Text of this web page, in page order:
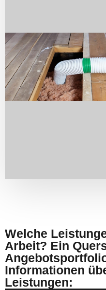
Welche
Arbeit? Ein
Informationen
Leistungen: